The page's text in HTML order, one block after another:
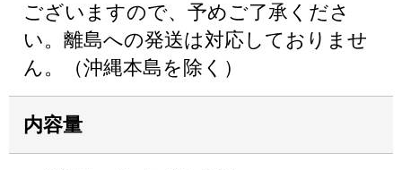
ございますので、予めご了承くださ
い。離島への発送は対応しておりませ
ん。（沖縄本島を除く）
内容量